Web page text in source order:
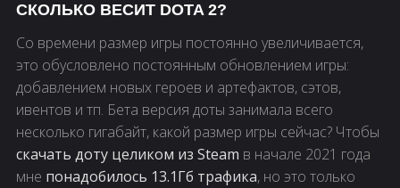
СКОЛЬКО ВЕСИТ DOTA 2?
Со времени размер игры постоянно увеличивается,
это обусловлено постоянным обновлением игры:
добавлением новых героев и артефактов, сэтов,
ивентов и тп. Бета версия доты занимала всего
несколько гигабайт, какой размер игры сейчас? Чтобы
скачать доту целиком из Steam в начале 2021 года
мне понадобилось 13.1Гб трафика, но это только